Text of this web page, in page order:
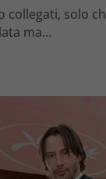
collegati, solo
ma…